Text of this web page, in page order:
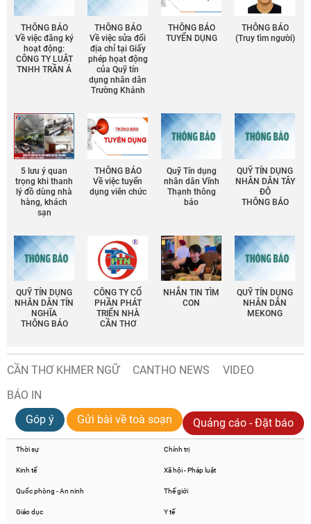
THÔNG BÁO
Về việc đăng ký
hoạt động:
CÔNG TY LUẬT
TNHH TRẦN Á
THÔNG BÁO
Về việc sửa đổi
địa chỉ tại Giấy
phép họat động
của Quỹ tín
dụng nhân dân
Trường Khánh
THÔNG BÁO
TUYỂN DỤNG
THÔNG BÁO
(Truy tìm người)
5 lưu ý quan
trọng khi thanh
lý đồ dùng nhà
hàng, khách
sạn
THÔNG BÁO
Về việc tuyển
dụng viên chức
Quỹ Tín dụng
nhân dân Vĩnh
Thạnh thông
báo
QUỸ TÍN DỤNG
NHÂN DÂN TÂY
ĐÔ
THÔNG BÁO
QUỸ TÍN DỤNG
NHÂN DÂN TÍN
NGHĨA
THÔNG BÁO
CÔNG TY CỔ
PHẦN PHÁT
TRIỂN NHÀ
CẦN THƠ
NHẮN TIN TÌM
CON
QUỸ TÍN DỤNG
NHÂN DÂN
MEKONG
CẦN THƠ KHMER NGỮ CANTHO NEWS
VIDEO
BÁO IN
Góp ý
Gửi bài về toà soạn Quảng cáo - Đặt báo
Thời sự Chính trị
Kinh tế Xã hội - Pháp luật
Quốc phòng - An ninh Thế giới
Giáo dục Y tế